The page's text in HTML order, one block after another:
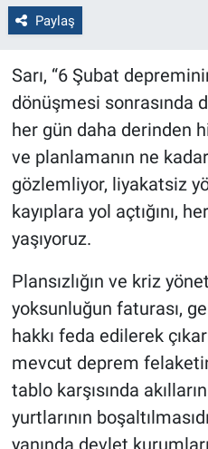
Paylaş
Sarı, “6 Şubat
dönüşmesi sonrasında
her gün daha derinden
ve planlamanın ne
gözlemliyor, liyakatsiz
kayıplara yol açtığını,
yaşıyoruz.
Plansızlığın ve kriz
yoksunluğun faturası,
hakkı feda edilerek
mevcut deprem
tablo karşısında
yurtlarının
yanında devlet
Çevre
Yerel
Magazin
Bilim ve Teknoloji